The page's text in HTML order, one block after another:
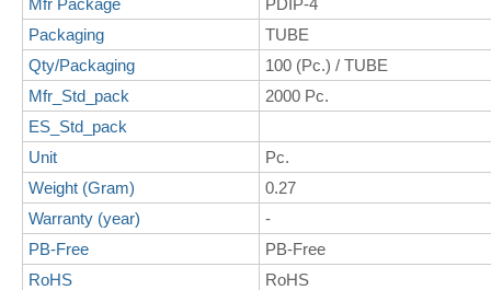
Mfr Package
PDIP-4
Packaging
TUBE
Qty/Packaging
100 (Pc.) / TUBE
Mfr_Std_pack
2000 Pc.
ES_Std_pack
Unit
Pc.
Weight (Gram)
0.27
Warranty (year)
-
PB-Free
PB-Free
RoHS
RoHS